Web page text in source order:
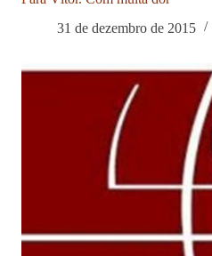
31 de dezembro de 2015